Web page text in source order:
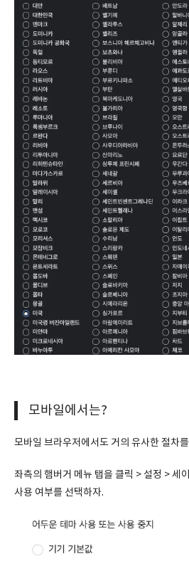
모바일에서는?
모바일 브라우저에서도 거의 유사한 절차
좌측의 햄버거 메뉴 탭을 클릭 > 설정 > 세
사용 여부를 선택하자.